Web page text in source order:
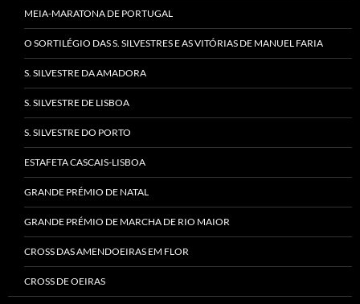
MEIA-MARATONA DE PORTUGAL
O SORTILÉGIO DAS S. SILVESTRES E AS VITÓRIAS DE MANUEL FARIA
S. SILVESTRE DA AMADORA
S. SILVESTRE DE LISBOA
S. SILVESTRE DO PORTO
ESTAFETA CASCAIS-LISBOA
GRANDE PRÉMIO DE NATAL
GRANDE PRÉMIO DE MARCHA DE RIO MAIOR
CROSS DAS AMENDOEIRAS EM FLOR
CROSS DE OEIRAS